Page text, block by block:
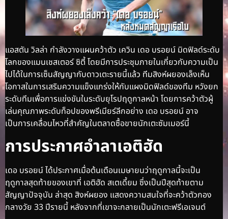
แอสตัน วิลล่า กำลังวางแผนคว้าตัว เควิน เดอ บรอยน์ มิดฟิลด์ระดับ
โลกของแมนเชสเตอร์ ซิตี้ โดยมีการประชุมภายในเกี่ยวกับความเป็น
ไปได้ในการเซ็นสัญญากับดาวเตะรายนี้แล้ว ทีมสิงห์ผยองเล็งเห็น
โอกาสในการเสริมความแข็งแกร่งให้กับแผงมิดฟิลด์ของทีม หวังยก
ระดับทีมเพื่อการแข่งขันในระดับยุโรปฤดูกาลหน้า โดยการคว้าตัวผู้
เล่นคุณภาพระดับท็อปของพรีเมียร์ลีกอย่าง เดอ บรอยน์ อาจ
เป็นการเคลื่อนไหวที่สำคัญในตลาดซื้อขายนักเตะซัมเมอร์นี้
การประกาศอำลาเอติฮัด
เดอ บรอยน์ ได้ประกาศเมื่อต้นเดือนเมษายนว่าฤดูกาลนี้จะเป็น
ฤดูกาลสุดท้ายของเขาที่ เอติฮัด สเตเดี้ยม ซึ่งเป็นปีสุดท้ายตาม
สัญญาปัจจุบัน ล่าสุด สิงห์ผยอง แสดงความสนใจที่จะคว้าตัวกอง
กลางวัย 33 ปีรายนี้ หลังจากที่เขาจะกลายเป็นนักเตะฟรีเอเจนต์